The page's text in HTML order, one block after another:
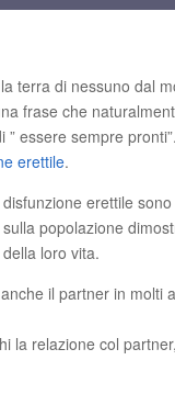
terra di nessuno dal
frase che
essere sempre
erettile.
erettile
popolazione
loro vita.
il partner in
la relazione col